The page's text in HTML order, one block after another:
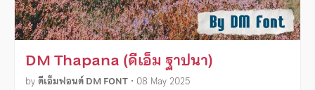
DM Thapana (ดีเอ็ม ฐาปนา)
byดีเอ็มฟอนต์ DM FONT • 08 May 2025